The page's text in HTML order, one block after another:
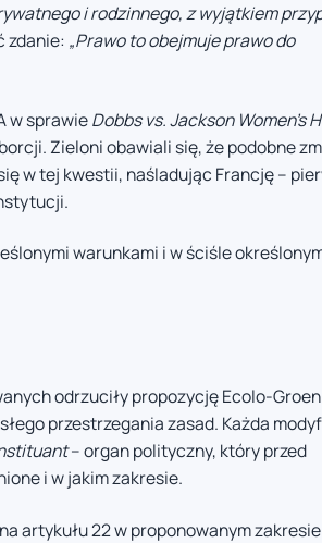
i rodzinnego, z wyjątkiem
zdanie: „Prawo to obejmuje prawo do
w sprawieDobbs vs. Jackson Women’s
Zieloni obawiali się, że podobne
w tej kwestii, naśladując Francję –
warunkami i w ściśle
odrzuciły propozycję Ecolo-
przestrzegania zasad. Każda
– organ polityczny, który przed
i w jakim zakresie.
artykułu 22 w proponowanym